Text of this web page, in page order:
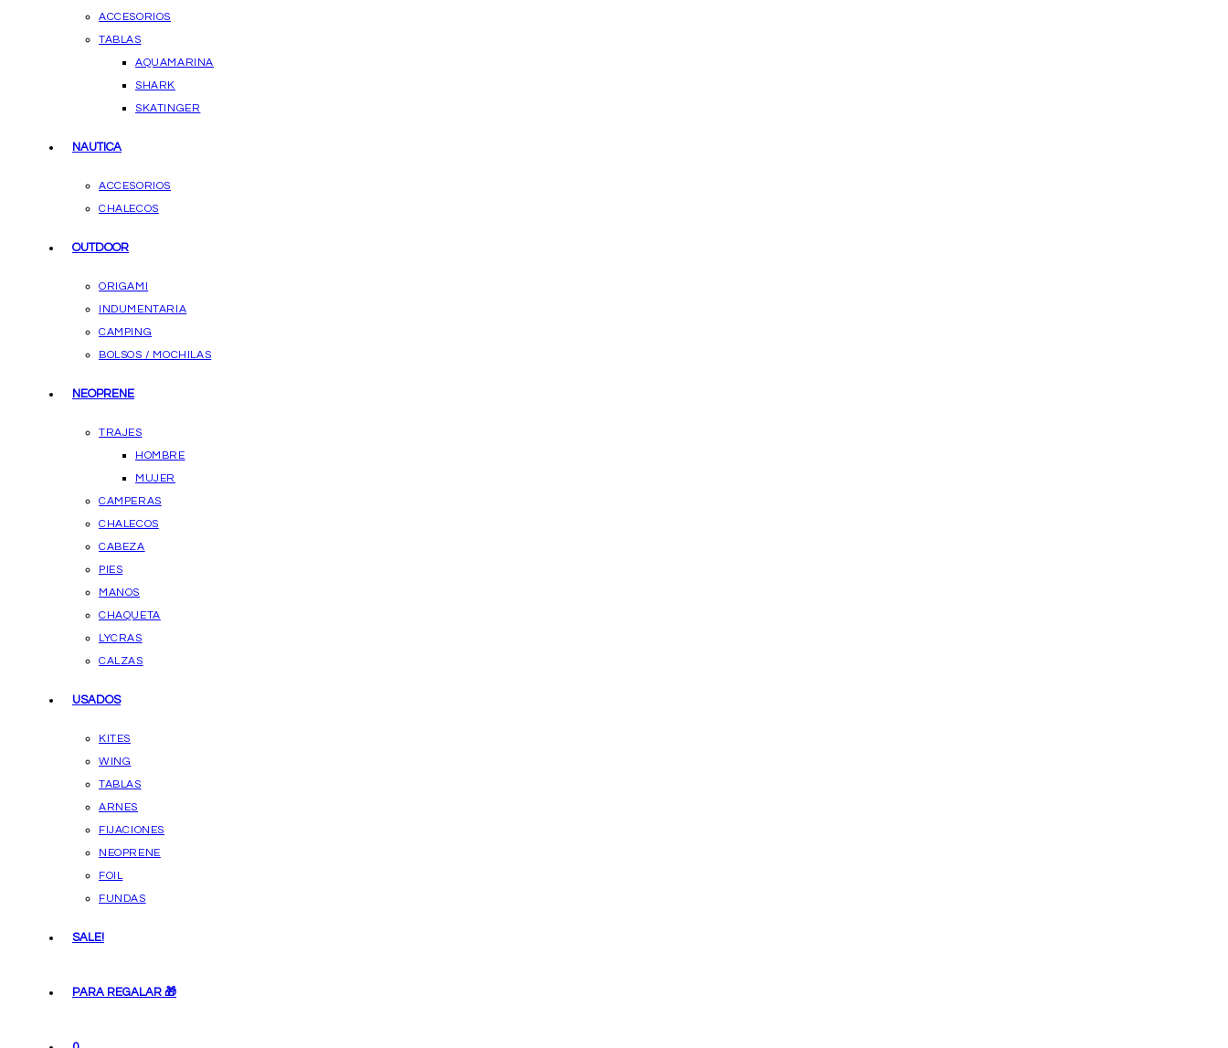
ACCESORIOS
TABLAS
AQUAMARINA
SHARK
SKATINGER
NAUTICA
ACCESORIOS
CHALECOS
OUTDOOR
ORIGAMI
INDUMENTARIA
CAMPING
BOLSOS / MOCHILAS
NEOPRENE
TRAJES
HOMBRE
MUJER
CAMPERAS
CHALECOS
CABEZA
PIES
MANOS
CHAQUETA
LYCRAS
CALZAS
USADOS
KITES
WING
TABLAS
ARNES
FIJACIONES
NEOPRENE
FOIL
FUNDAS
SALE!
PARA REGALAR 🎁